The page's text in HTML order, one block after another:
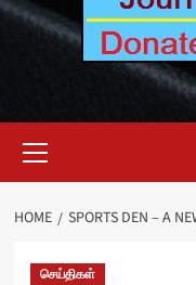
Menu
HOME SPORTS DEN – A
செய்திகள்